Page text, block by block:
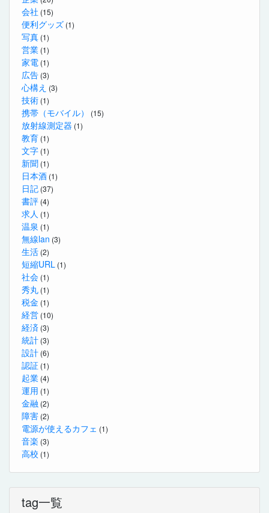
会社 (15)
便利グッズ (1)
写真 (1)
営業 (1)
家電 (1)
広告 (3)
心構え (3)
技術 (1)
携帯（モバイル） (15)
放射線測定器 (1)
教育 (1)
文字 (1)
新聞 (1)
日本酒 (1)
日記 (37)
書評 (4)
求人 (1)
温泉 (1)
無線lan (3)
生活 (2)
短縮URL (1)
社会 (1)
秀丸 (1)
税金 (1)
経営 (10)
経済 (3)
統計 (3)
設計 (6)
認証 (1)
起業 (4)
運用 (1)
金融 (2)
障害 (2)
電源が使えるカフェ (1)
音楽 (3)
高校 (1)
tag一覧